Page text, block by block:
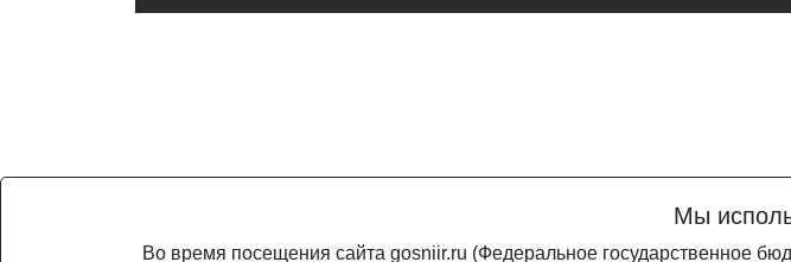
Мы
Во время посещения сайта gosniir.ru (Федеральное государственное